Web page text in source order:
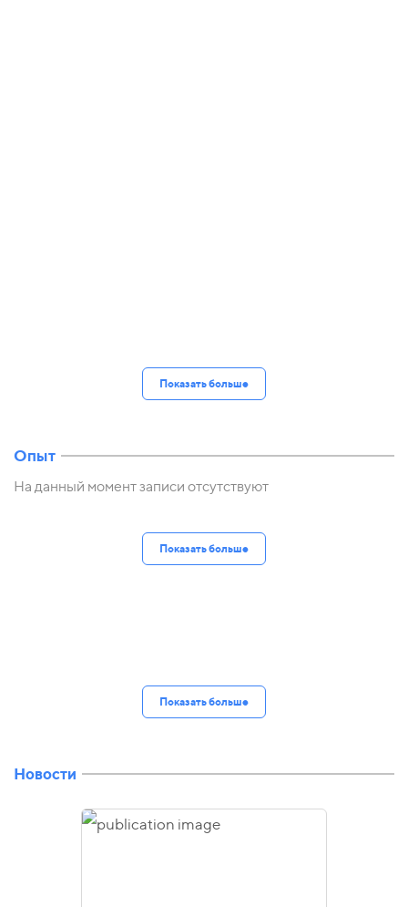
Показать больше
Опыт
На данный момент записи отсутствуют
Показать больше
Показать больше
Новости